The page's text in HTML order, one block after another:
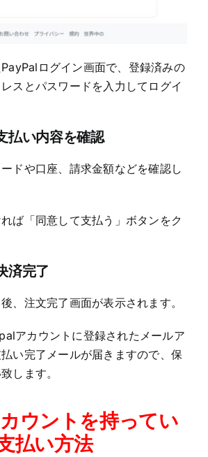
ログイン画面で、登録済みの
スとパスワードを入力してログイ
払い内容を確認
ドや口座、請求金額などを確認し
ば「同意して支払う」ボタンをク
済完了
、注文完了画面が表示されます。
アカウントに登録されたメールア
払い完了メールが届きますので、保
します。
ウントを持ってい
払い方法